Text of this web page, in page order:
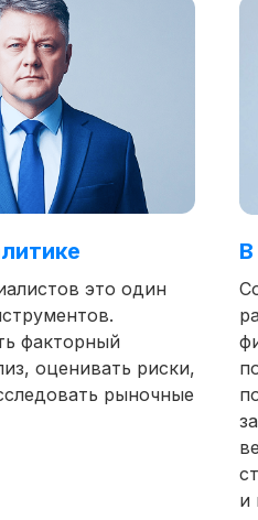
это один
факторный
оценивать риски,
рыночные
и